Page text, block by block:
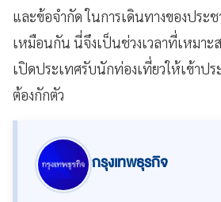
และข้อจำกัด ในการเดินทางของประ
เหมือนกัน นี่จึงเป็นช่วงเวลาที่เหมาะส
เปิดประเทศรับนักท่องเที่ยวให้เข้าปร
ต้องกักตัว
กรุงเทพธุรกิจ